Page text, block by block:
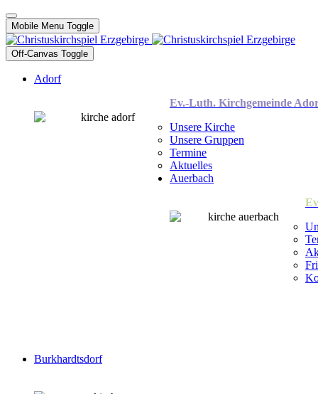
Mobile Menu Toggle
Off-Canvas Toggle
Adorf
Ev.-Luth. Kirchgemeinde
Unsere Kirche
Unsere Gruppen
Termine
Aktuelles
Auerbach
Burkhardtsdorf